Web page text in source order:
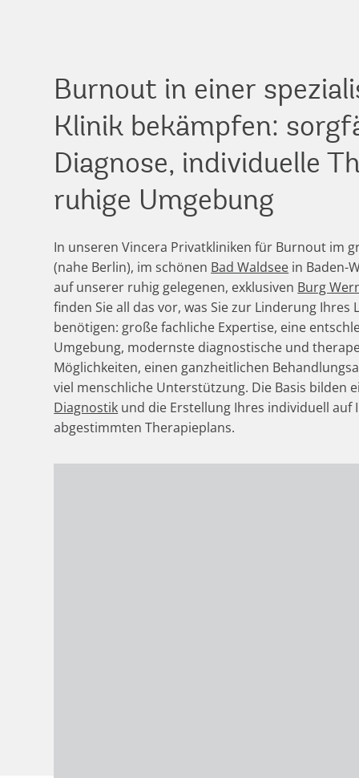
Burnout in einer
Klinik bekämpfen:
Diagnose, individuelle
ruhige Umgebung
In unseren Vincera Privatkliniken für Burnout im
(nahe Berlin), im schönen Bad Waldsee in Baden-
auf unserer ruhig gelegenen, exklusiven Burg
finden Sie all das vor, was Sie zur Linderung Ihres
benötigen: große fachliche Expertise, eine
Umgebung, modernste diagnostische und
Möglichkeiten, einen ganzheitlichen
viel menschliche Unterstützung. Die Basis bilden
Diagnostik und die Erstellung Ihres individuell auf
abgestimmten Therapieplans.